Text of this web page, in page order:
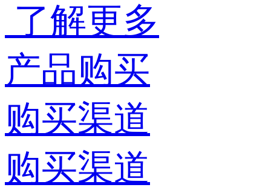
了解更多
产品购买
购买渠道
购买渠道